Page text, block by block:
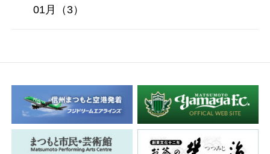
01月（3）